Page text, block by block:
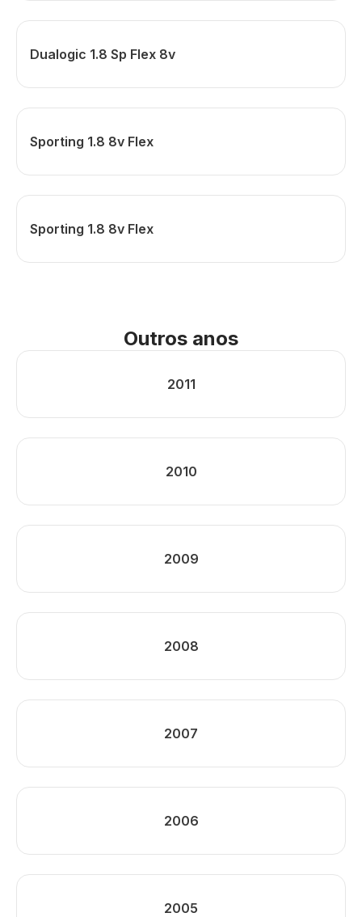
Dualogic 1.8 Sp Flex 8v
Sporting 1.8 8v Flex
Sporting 1.8 8v Flex
Outros anos
2011
2010
2009
2008
2007
2006
2005